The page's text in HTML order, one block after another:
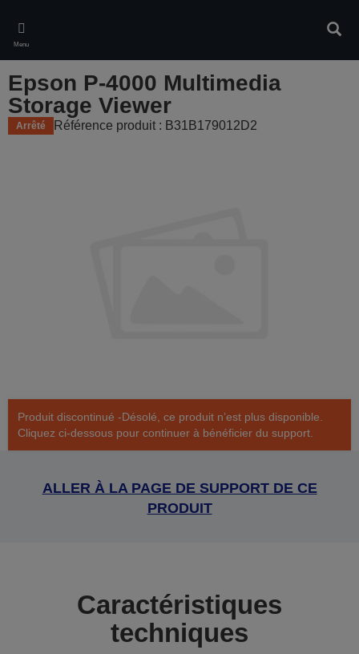
main
content
Menu
Epson P-4000 Multimedia
Storage Viewer
Arrêté Référence produit : B31B179012D2
Produit discontinué -Désolé, ce produit n’est plus disponible.
Cliquez ci-dessous pour continuer à bénéficier du support.
ALLER À LA PAGE DE SUPPORT DE CE
PRODUIT
Caractéristiques
techniques